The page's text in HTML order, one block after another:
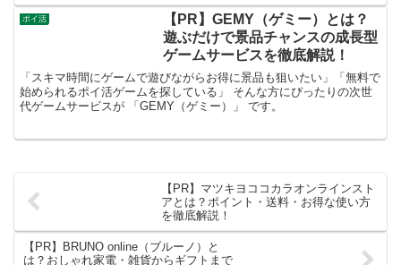
ポイ活
【PR】GEMY（ゲミー）とは？
遊ぶだけで景品チャンスの成長型
ゲームサービスを徹底解説！
「スキマ時間にゲームで遊びながらお得に景品も狙いたい」「無料で
始められるポイ活ゲームを探している」 そんな方にぴったりの次世
代ゲームサービスが 「GEMY（ゲミー）」 です。
【PR】マツキヨココカラオンラインスト
アとは？ポイント・送料・お得な使い方
を徹底解説！
【PR】BRUNO online（ブルーノ）と
は？おしゃれ家電・雑貨からギフトまで